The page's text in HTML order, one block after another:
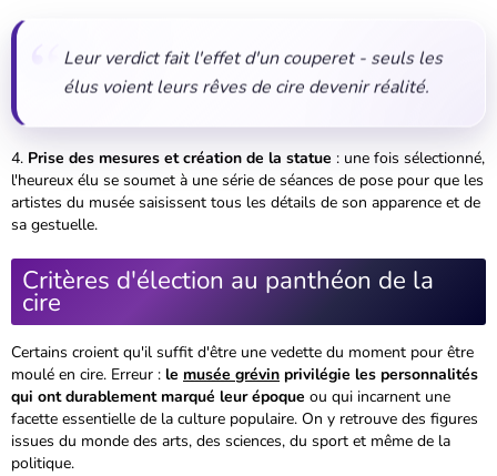
Leur verdict fait l'effet d'un couperet - seuls les
élus voient leurs rêves de cire devenir réalité.
Prise des mesures et création de la statue : une fois sélectionné,
l'heureux élu se soumet à une série de séances de pose pour que les
artistes du musée saisissent tous les détails de son apparence et de
sa gestuelle.
Critères d'élection au panthéon de la
cire
Certains croient qu'il suffit d'être une vedette du moment pour être
moulé en cire. Erreur : le musée grévin privilégie les personnalités
qui ont durablement marqué leur époque ou qui incarnent une
facette essentielle de la culture populaire. On y retrouve des figures
issues du monde des arts, des sciences, du sport et même de la
politique.